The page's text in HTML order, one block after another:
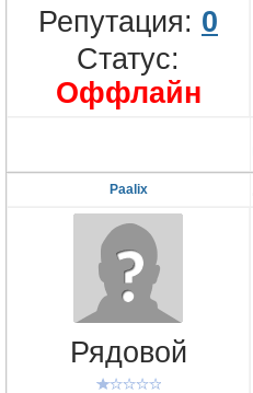
Репутация: 0
Статус:
Оффлайн
Paalix
Рядовой